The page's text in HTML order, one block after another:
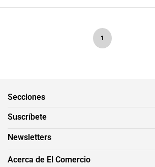
1
Secciones
Suscríbete
Newsletters
Acerca de El Comercio